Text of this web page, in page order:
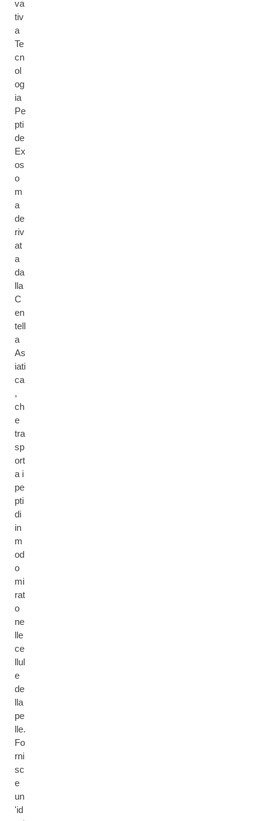
va
tiv
a
Te
cn
ol
og
ia
Pe
pti
de
Ex
os
o
m
a
de
riv
at
a
da
lla
C
en
tell
a
As
iati
ca
,
ch
e
tra
sp
ort
a i
pe
pti
di
in
m
od
o
mi
rat
o
ne
lle
ce
llul
e
de
lla
pe
lle.
Fo
rni
sc
e
un
'id